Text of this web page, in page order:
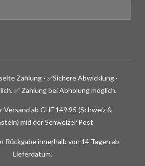
Zahlung · ✅Sichere Abwicklung ·
✅ Zahlung bei Abholung möglich.
ab CHF 149.95 (Schweiz &
mid der Schweizer Post
Rückgabe innerhalb von 14 Tagen ab
Lieferdatum.